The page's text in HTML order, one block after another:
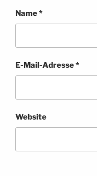
Name*
E-Mail-Adresse*
Website